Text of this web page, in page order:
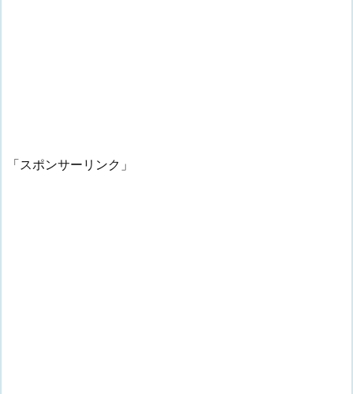
「スポンサーリンク」